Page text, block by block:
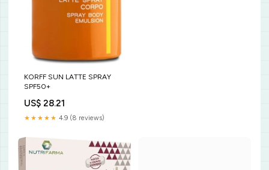
KORFF SUN LATTE SPRAY
SPF50+
US$ 28.21
★★★★★ 4.9 (8 reviews)